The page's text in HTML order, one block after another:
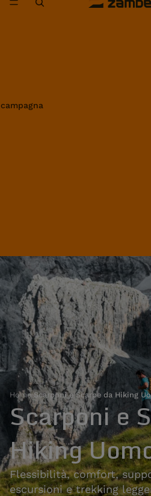
Home›Scarponi e Scarpe da Hiking
Scarponi e
Hiking
Flessibilità, comfort,
escursioni e trekking